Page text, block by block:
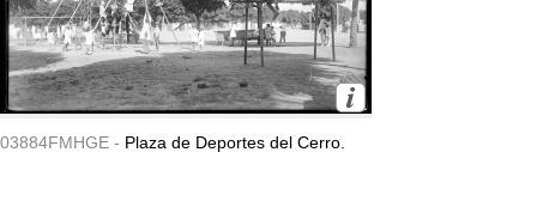
03884FMHGE - Plaza de Deportes del Cerro.